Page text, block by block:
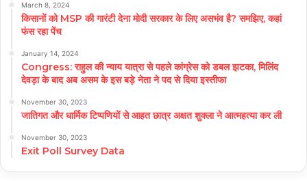
March 8, 2024
किसानों को MSP की गारंटी देना मोदी सरकार के लिए असभंव है? समझिए, कहां
फंस रहा पेंच
January 14, 2024
Congress: राहुल की न्याय यात्रा से पहले कांग्रेस को डबल झटका, मिलिंद
देवड़ा के बाद अब असम के इस बड़े नेता ने पद से दिया इस्तीफा
November 30, 2023
जातिगत और धार्मिक टिप्पणियों से आहत छात्र अक्षत शुक्ला ने आत्महत्या कर ली
November 30, 2023
Exit Poll Survey Data